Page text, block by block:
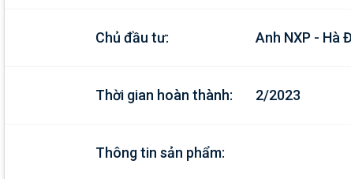
Chủ đầu tư: Anh NXP - Hà
Thời gian hoàn thành: 2/2023
Thông tin sản phẩm: